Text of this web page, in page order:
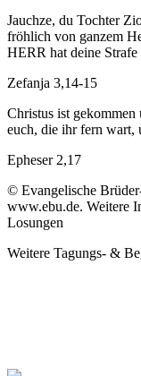
Jauchze, du Tochter
fröhlich von ganzem
HERR hat deine Strafe
Zefanja 3,14-15
Christus ist
euch, die ihr fern wart,
Epheser 2,17
© Evangelische
www.ebu.de. Weitere
Losungen
Weitere Tagungs- &